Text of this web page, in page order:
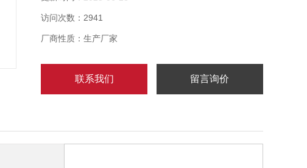
访问次数：2941
厂商性质：生产厂家
联系我们 留言询价